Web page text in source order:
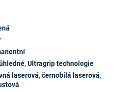
,Ultragrip technologie
laserová,černobílá laserová,